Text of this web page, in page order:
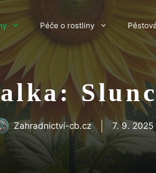
Péče o rostliny
Zahradnictví-cb.cz 7. 9. 2025